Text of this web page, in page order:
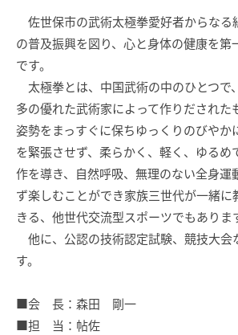
佐世保市の武術太極拳愛好者からなる
の普及振興を図り、心と身体の健康を第
です。
太極拳とは、中国武術の中のひとつで
多の優れた武術家によって作りだされた
姿勢をまっすぐに保ちゆっくりのびやか
を緊張させず、柔らかく、軽く、ゆるめ
作を導き、自然呼吸、無理のない全身運
ず楽しむことができ家族三世代が一緒に
きる、他世代交流型スポーツでもありま
他に、公認の技術認定試験、競技大会
す。
■会 長：森田 剛一
■担 当：帖佐